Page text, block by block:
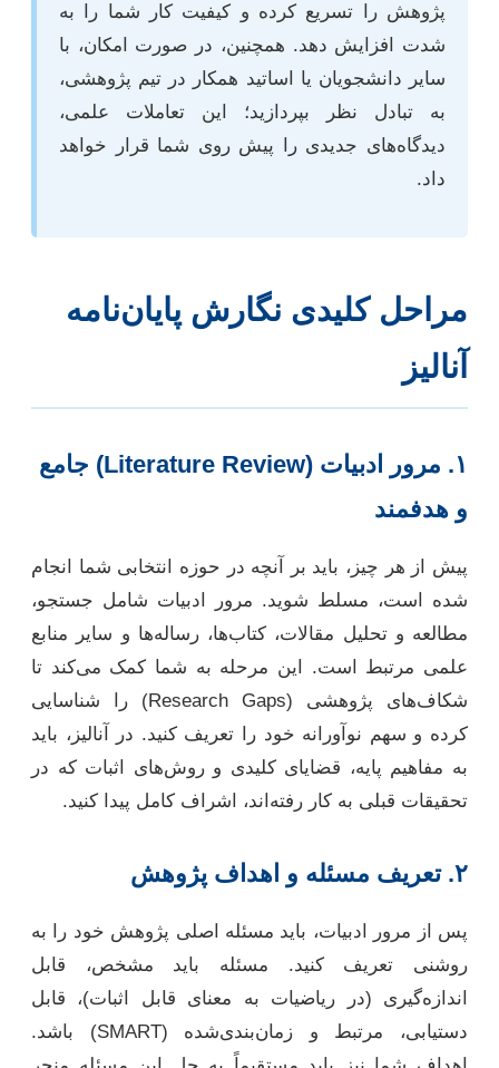
پژوهش را تسریع کرده و کیفیت کار شما را به
شدت افزایش دهد. همچنین، در صورت امکان، با
سایر دانشجویان یا اساتید همکار در تیم پژوهشی،
به تبادل نظر بپردازید؛ این تعاملات علمی،
دیدگاه‌های جدیدی را پیش روی شما قرار خواهد
داد.
مراحل کلیدی نگارش پایان‌نامه
آنالیز
۱. مرور ادبیات (Literature Review) جامع
و هدفمند
پیش از هر چیز، باید بر آنچه در حوزه انتخابی شما انجام
شده است، مسلط شوید. مرور ادبیات شامل جستجو،
مطالعه و تحلیل مقالات، کتاب‌ها، رساله‌ها و سایر منابع
علمی مرتبط است. این مرحله به شما کمک می‌کند تا
شکاف‌های پژوهشی (Research Gaps) را شناسایی
کرده و سهم نوآورانه خود را تعریف کنید. در آنالیز، باید
به مفاهیم پایه، قضایای کلیدی و روش‌های اثبات که در
تحقیقات قبلی به کار رفته‌اند، اشراف کامل پیدا کنید.
۲. تعریف مسئله و اهداف پژوهش
پس از مرور ادبیات، باید مسئله اصلی پژوهش خود را به
روشنی تعریف کنید. مسئله باید مشخص، قابل
اندازه‌گیری (در ریاضیات به معنای قابل اثبات)، قابل
دستیابی، مرتبط و زمان‌بندی‌شده (SMART) باشد.